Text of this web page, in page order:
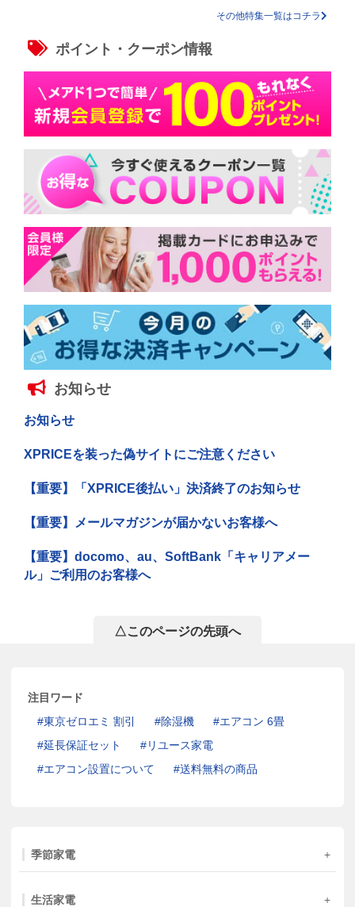
その他特集一覧はコチラ
ポイント・クーポン情報
お知らせ
お知らせ
XPRICEを装った偽サイトにご注意ください
【重要】「XPRICE後払い」決済終了のお知らせ
【重要】メールマガジンが届かないお客様へ
【重要】docomo、au、SoftBank「キャリアメー
ル」ご利用のお客様へ
△このページの先頭へ
注目ワード
東京ゼロエミ 割引
除湿機
エアコン 6畳
延長保証セット
リユース家電
エアコン設置について
送料無料の商品
季節家電
生活家電